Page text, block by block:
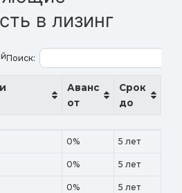
в лизинг
Поиск:
Аванс
от
Срок
до
Аванс
Срок
0% 5 лет
0% 5 лет
0% 5 лет